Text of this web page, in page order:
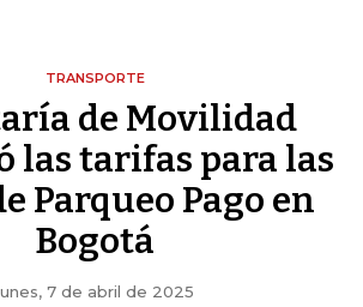
TRANSPORTE
de Movilidad
las tarifas para las
Parqueo Pago en
Bogotá
7 de abril de 2025